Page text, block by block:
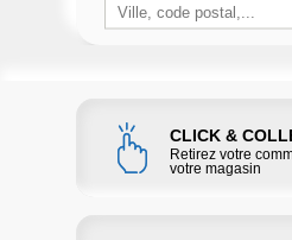
CLICK &
Retirez votre
votre magasin